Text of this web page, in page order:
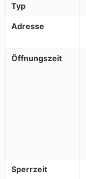
Typ
Adresse
Öffnungszeit
Sperrzeit